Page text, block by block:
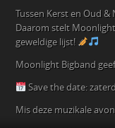
Tussen Kerst en Oud &
Daarom stelt
geweldige lijst!
Moonlight Bigband
Save the date:
Mis deze muzikale